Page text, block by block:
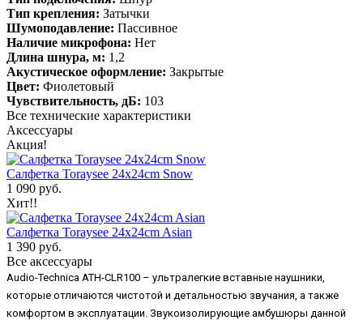
Тип крепления: Затычки
Шумоподавление: Пассивное
Наличие микрофона: Нет
Длина шнура, м: 1,2
Акустическое оформление: Закрытые
Цвет: Фиолетовый
Чувствительность, дБ: 103
Все технические характеристики
Аксессуары
Акция!
Салфетка Toraysee 24x24cm Snow
1 090 руб.
Хит!!
Салфетка Toraysee 24x24cm Asian
1 390 руб.
Все аксессуары
Audio-Technica ATH-CLR100 – ультралегкие вставные наушники,
которые отличаются чистотой и детальностью звучания, а также
комфортом в эксплуатации. Звукоизолирующие амбушюры данной